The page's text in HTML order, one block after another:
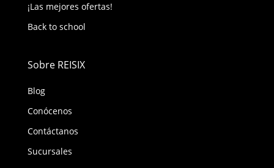
¡Las mejores ofertas!
Back to school
Sobre REISIX
Blog
Conócenos
Contáctanos
Sucursales